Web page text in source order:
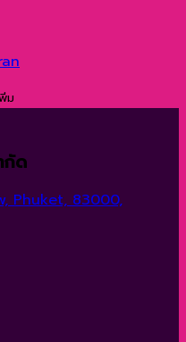
ม
กัด
Phuket, 83000,